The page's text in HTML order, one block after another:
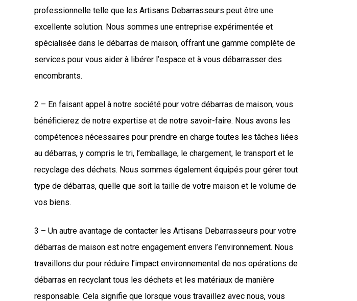
professionnelle telle que les Artisans Debarrasseurs peut être une
excellente solution. Nous sommes une entreprise expérimentée et
spécialisée dans le débarras de maison, offrant une gamme complète de
services pour vous aider à libérer l’espace et à vous débarrasser des
encombrants.
2 – En faisant appel à notre société pour votre débarras de maison, vous
bénéficierez de notre expertise et de notre savoir-faire. Nous avons les
compétences nécessaires pour prendre en charge toutes les tâches liées
au débarras, y compris le tri, l’emballage, le chargement, le transport et le
recyclage des déchets. Nous sommes également équipés pour gérer tout
type de débarras, quelle que soit la taille de votre maison et le volume de
vos biens.
3 – Un autre avantage de contacter les Artisans Debarrasseurs pour votre
débarras de maison est notre engagement envers l’environnement. Nous
travaillons dur pour réduire l’impact environnemental de nos opérations de
débarras en recyclant tous les déchets et les matériaux de manière
responsable. Cela signifie que lorsque vous travaillez avec nous, vous